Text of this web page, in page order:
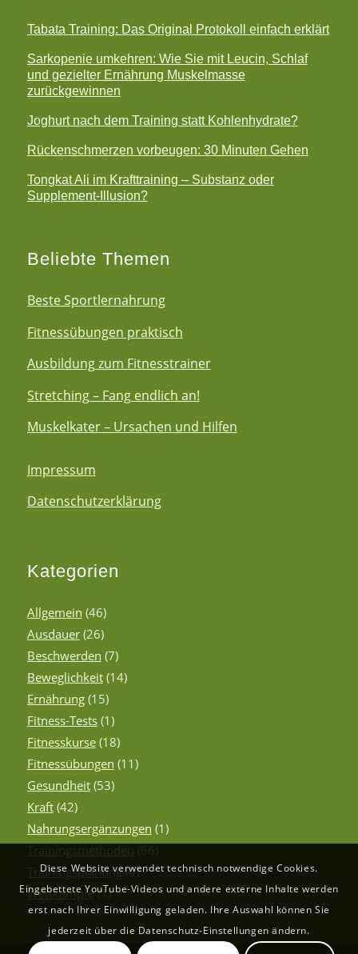
Tabata Training: Das Original Protokoll einfach erklärt
Sarkopenie umkehren: Wie Sie mit Leucin, Schlaf
und gezielter Ernährung Muskelmasse
zurückgewinnen
Joghurt nach dem Training statt Kohlenhydrate?
Rückenschmerzen vorbeugen: 30 Minuten Gehen
Tongkat Ali im Krafttraining – Substanz oder
Supplement-Illusion?
Beliebte Themen
Beste Sportlernahrung
Fitnessübungen praktisch
Ausbildung zum Fitnesstrainer
Stretching – Fang endlich an!
Muskelkater – Ursachen und Hilfen
Impressum
Datenschutzerklärung
Kategorien
Allgemein (46)
Ausdauer(26)
Beschwerden (7)
Beweglichkeit(14)
Ernährung(15)
Fitness-Tests(1)
Fitnesskurse(18)
Fitnessübungen (11)
Gesundheit(53)
Kraft(42)
Nahrungsergänzungen (1)
Trainingsmethoden (66)
Trainingsplanung(4)
Wettkämpfe(1)
Diese Website verwendet technisch notwendige Cookies.
Eingebettete YouTube-Videos und andere externe Inhalte werden
erst nach Ihrer Einwilligung geladen. Ihre Auswahl können Sie
jederzeit über die Datenschutz-Einstellungen ändern.